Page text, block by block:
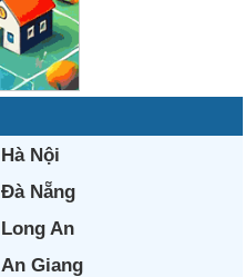
Hà Nội
Đà Nẵng
Long An
An Giang